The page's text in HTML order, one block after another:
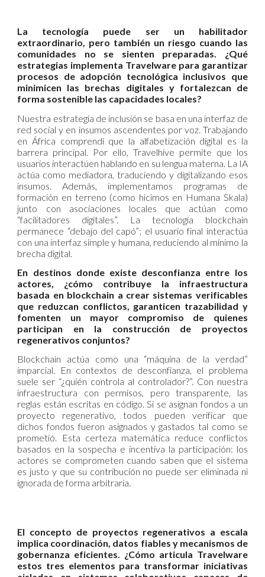
La tecnología puede ser un habilitador
extraordinario, pero también un riesgo cuando las
comunidades no se sienten preparadas. ¿Qué
estrategias implementa Travelware para garantizar
procesos de adopción tecnológica inclusivos que
minimicen las brechas digitales y fortalezcan de
forma sostenible las capacidades locales?
Nuestra estrategia de inclusión se basa en una interfaz de
red social y en insumos ascendentes por voz. Trabajando
en África comprendí que la alfabetización digital es la
barrera principal. Por ello, Travelhive permite que los
usuarios interactúen hablando en su lengua materna. La IA
actúa como mediadora, traduciendo y digitalizando esos
insumos. Además, implementamos programas de
formación en terreno (como hicimos en Humana Skala)
junto con asociaciones locales que actúan como
“facilitadores digitales”. La tecnología blockchain
permanece “debajo del capó”; el usuario final interactúa
con una interfaz simple y humana, reduciendo al mínimo la
brecha digital.
En destinos donde existe desconfianza entre los
actores, ¿cómo contribuye la infraestructura
basada en blockchain a crear sistemas verificables
que reduzcan conflictos, garanticen trazabilidad y
fomenten un mayor compromiso de quienes
participan en la construcción de proyectos
regenerativos conjuntos?
Blockchain actúa como una “máquina de la verdad”
imparcial. En contextos de desconfianza, el problema
suele ser “¿quién controla al controlador?”. Con nuestra
infraestructura con permisos, pero transparente, las
reglas están escritas en código. Si se asignan fondos a un
proyecto regenerativo, todos pueden verificar que
dichos fondos fueron asignados y gastados tal como se
prometió. Esta certeza matemática reduce conflictos
basados en la sospecha e incentiva la participación: los
actores se comprometen cuando saben que el sistema
es justo y que su contribución no puede ser eliminada ni
ignorada de forma arbitraria.
El concepto de proyectos regenerativos a escala
implica coordinación, datos fiables y mecanismos de
gobernanza eficientes. ¿Cómo articula Travelware
estos tres elementos para transformar iniciativas